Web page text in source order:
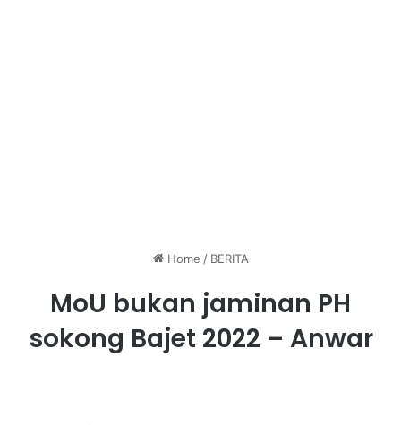
Home / BERITA
MoU bukan jaminan PH
sokong Bajet 2022 – Anwar